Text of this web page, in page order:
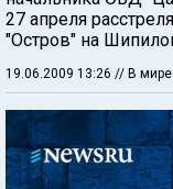
27 апреля
"Остров" на
19.06.2009 13:26 // В мире